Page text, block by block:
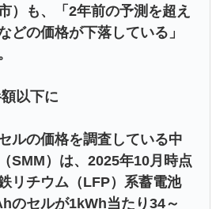
）も、「2年前の予測を超え
どの価格が下落している」
以下に
ルの価格を調査している中
SMM）は、2025年10月時点
リチウム（LFP）系蓄電池
のセルが1kWh当たり34～